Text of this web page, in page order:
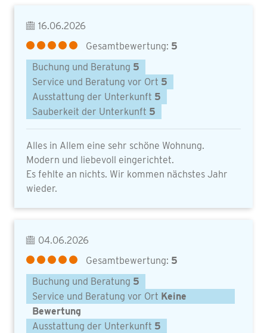
16.06.2026
Gesamtbewertung: 5
Buchung und Beratung 5
Service und Beratung vor Ort 5
Ausstattung der Unterkunft 5
Sauberkeit der Unterkunft 5
Alles in Allem eine sehr schöne Wohnung.
Modern und liebevoll eingerichtet.
Es fehlte an nichts. Wir kommen nächstes Jahr
wieder.
04.06.2026
Gesamtbewertung: 5
Buchung und Beratung 5
Service und Beratung vor Ort Keine
Bewertung
Ausstattung der Unterkunft 5